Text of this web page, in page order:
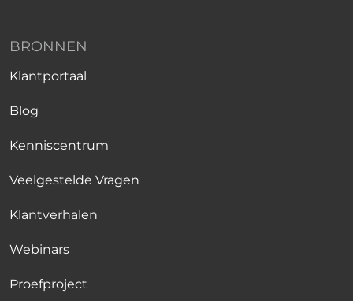
BRONNEN
Klantportaal
Blog
Kenniscentrum
Veelgestelde Vragen
Klantverhalen
Webinars
Proefproject